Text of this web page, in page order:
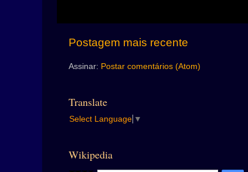
Postagem mais recente
Assinar: Postar comentários (Atom)
Translate
Select Language ▼
Wikipedia